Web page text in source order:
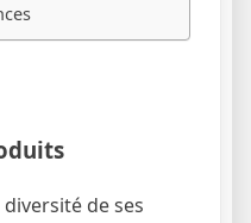
de ses